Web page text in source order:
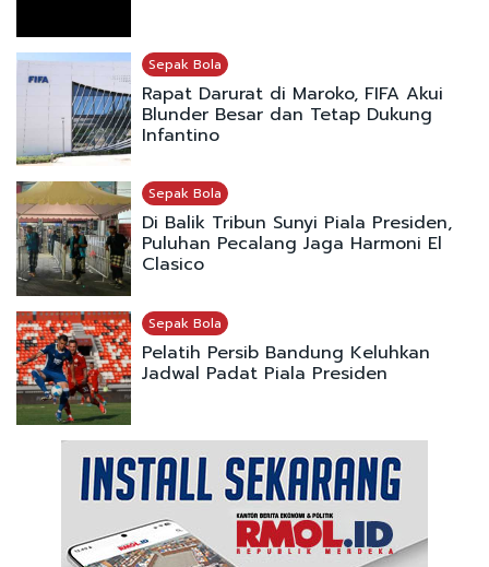
Sepak Bola
Rapat Darurat di Maroko, FIFA Akui
Blunder Besar dan Tetap Dukung
Infantino
Sepak Bola
Di Balik Tribun Sunyi Piala Presiden,
Puluhan Pecalang Jaga Harmoni El
Clasico
Sepak Bola
Pelatih Persib Bandung Keluhkan
Jadwal Padat Piala Presiden